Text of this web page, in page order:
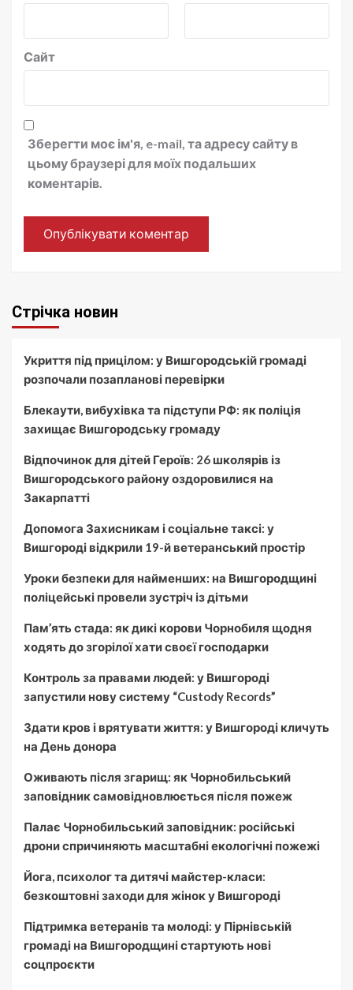
Сайт
Зберегти моє ім'я, e-mail, та адресу сайту в
цьому браузері для моїх подальших
коментарів.
Стрічка новин
Укриття під прицілом: у Вишгородській громаді
розпочали позапланові перевірки
Блекаути, вибухівка та підступи РФ: як поліція
захищає Вишгородську громаду
Відпочинок для дітей Героїв: 26 школярів із
Вишгородського району оздоровилися на
Закарпатті
Допомога Захисникам і соціальне таксі: у
Вишгороді відкрили 19-й ветеранський простір
Уроки безпеки для найменших: на Вишгородщині
поліцейські провели зустріч із дітьми
Пам’ять стада: як дикі корови Чорнобиля щодня
ходять до згорілої хати своєї господарки
Контроль за правами людей: у Вишгороді
запустили нову систему “Custody Records”
Здати кров і врятувати життя: у Вишгороді кличуть
на День донора
Оживають після згарищ: як Чорнобильський
заповідник самовідновлюється після пожеж
Палає Чорнобильський заповідник: російські
дрони спричиняють масштабні екологічні пожежі
Йога, психолог та дитячі майстер-класи:
безкоштовні заходи для жінок у Вишгороді
Підтримка ветеранів та молоді: у Пірнівській
громаді на Вишгородщині стартують нові
соцпроєкти